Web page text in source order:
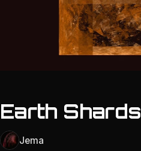
Earth Shards
Jema